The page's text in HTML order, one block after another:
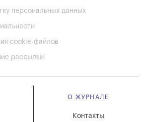
персональных данных
cookie-файлов
рассылки
О ЖУРНАЛЕ
Контакты